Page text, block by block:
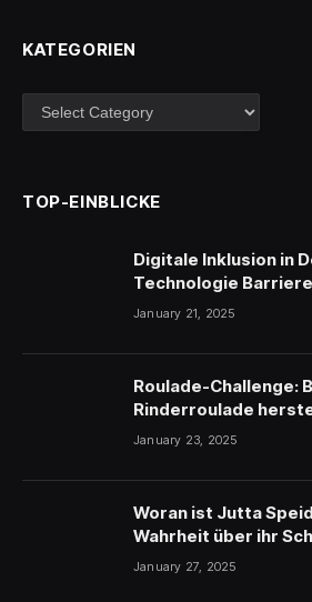
KATEGORIEN
Kategorien
TOP-EINBLICKE
Digitale Inklusion in
Technologie
January 21, 2025
Roulade-Challenge:
Rinderroulade
January 23, 2025
Woran ist Jutta
Wahrheit über ihr
January 27, 2025